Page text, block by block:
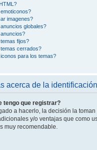
imagenes?
globales?
fijos?
cerrados?
para los temas?
acerca de la
tengo que registrar?
a hacerlo, la decisión la
y/o ventajas que como
muy recomendable.